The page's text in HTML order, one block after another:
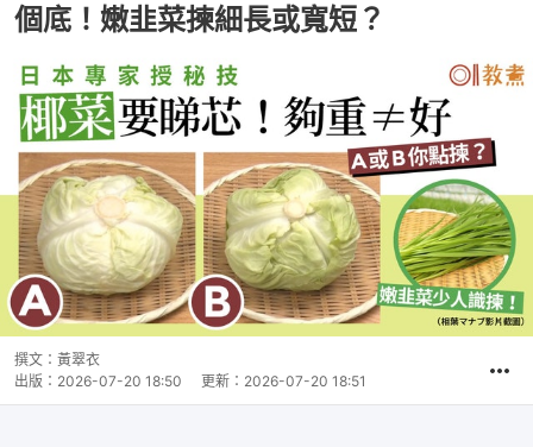
個底！嫩韭菜揀細長或寬短？
撰文： 黃翠衣
出版： 2026-07-20 18:50 更新： 2026-07-20 18:51